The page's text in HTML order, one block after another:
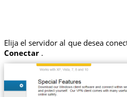
Elija el servidor al que desea
Conectar.